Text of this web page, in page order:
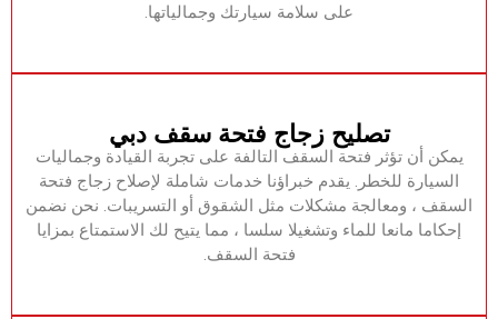
على سلامة سيارتك وجمالياتها.‏
‏تصليح زجاج فتحة سقف دبي‏
‏يمكن أن تؤثر فتحة السقف التالفة على تجربة القيادة وجماليات
السيارة للخطر.‏ ‏يقدم خبراؤنا خدمات شاملة لإصلاح زجاج فتحة
السقف ، ومعالجة مشكلات مثل الشقوق أو التسريبات.‏ ‏نحن نضمن
إحكاما مانعا للماء وتشغيلا سلسا ، مما يتيح لك الاستمتاع بمزايا
فتحة السقف.‏